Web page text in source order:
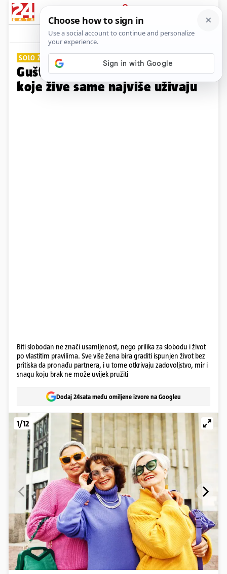
PRIJAVA
Galerija Komentari
SOLO ŽIVOT
Gušti su gušti: Evo u čemu žene
koje žive same najviše uživaju
Biti slobodan ne znači usamljenost, nego prilika za slobodu i život
po vlastitim pravilima. Sve više žena bira graditi ispunjen život bez
pritiska da pronađu partnera, i u tome otkrivaju zadovoljstvo, mir i
snagu koju brak ne može uvijek pružiti
Dodaj 24sata među omiljene izvore na Googleu
1/12